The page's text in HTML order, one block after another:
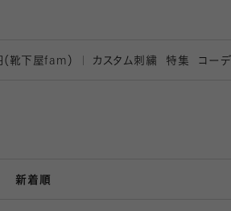
靴下屋fam） カスタム刺繍 特集 コーデ
新着順
人気ランキング順